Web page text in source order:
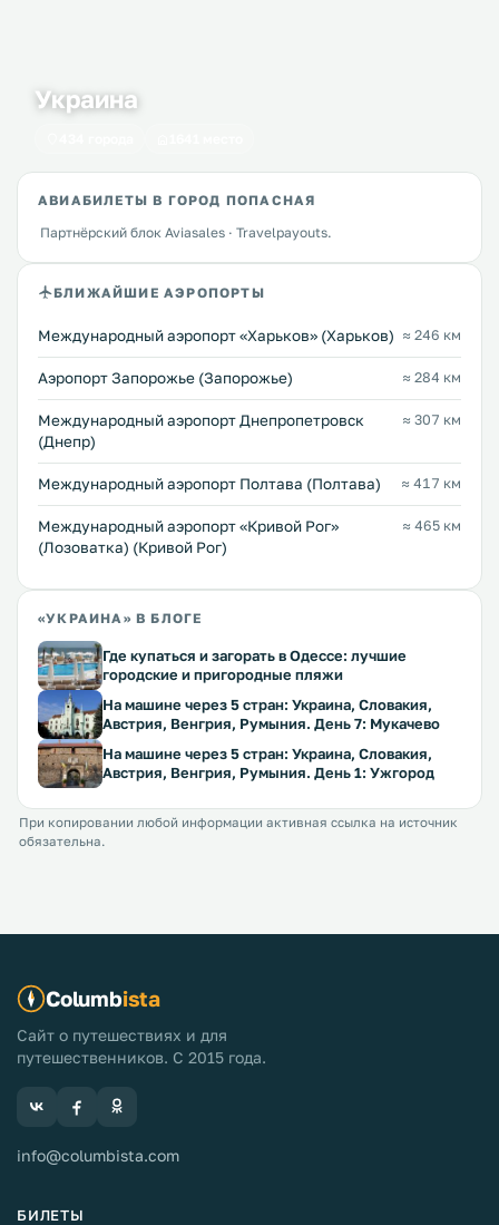
Украина
АВИАБИЛЕТЫ В ГОРОД ПОПАСНАЯ
Партнёрский блок Aviasales · Travelpayouts.
БЛИЖАЙШИЕ АЭРОПОРТЫ
Международный аэропорт «Харьков» (Харьков) ≈ 246 км
Аэропорт Запорожье (Запорожье) ≈ 284 км
Международный аэропорт Днепропетровск
(Днепр)
≈ 307 км
Международный аэропорт Полтава (Полтава) ≈ 417 км
Международный аэропорт «Кривой Рог»
(Лозоватка) (Кривой Рог)
≈ 465 км
«УКРАИНА» В БЛОГЕ
Где купаться и загорать в Одессе: лучшие
городские и пригородные пляжи
На машине через 5 стран: Украина, Словакия,
Австрия, Венгрия, Румыния. День 7: Мукачево
На машине через 5 стран: Украина, Словакия,
Австрия, Венгрия, Румыния. День 1: Ужгород
При копировании любой информации активная ссылка на источник
обязательна.
Columbista
Сайт о путешествиях и для
путешественников. С 2015 года.
info@columbista.com
БИЛЕТЫ